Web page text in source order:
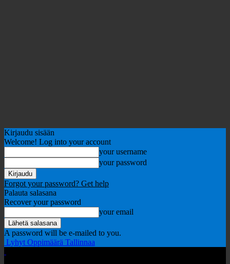
Kirjaudu sisään
Welcome! Log into your account
your username
your password
Forgot your password? Get help
Palauta salasana
Recover your password
your email
A password will be e-mailed to you.
Lyhyt Oppimäärä Tallinnaa